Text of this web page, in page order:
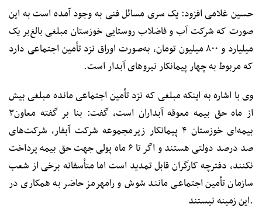
حسین غلامی افزود: یک سری مسائل فنی به وجود آمده است به این
صورت که شرکت آب و فاضلاب روستایی خوزستان مبلغی بالغ‌بر یک
میلیارد و ۸۰۰ میلیون تومان، به‌صورت اوراق نزد تأمین اجتماعی دارد
که مربوط به چهار پیمانکار نیروهای آبدار است.
وی با اشاره به اینکه مبلغی که نزد تأمین اجتماعی مانده مبلغی بیش
از ۳‪ماه حق بیمه‌ معوقه آبداران است، گفت: بنا بر گفته معاون
بیمه‌ای خوزستان ۴ پیمانکار زیرمجموعه شرکت آبفار، شرکت‌های
صد درصد دولتی هستند و اگر تا ۶ ماه پولی جهت حق بیمه پرداخت
نکنند، دفترچه کارگران قابل تمدید است اما متأسفانه برخی از شعب
سازمان تأمین اجتماعی مانند شوش و رامهرمز حاضر به همکاری در
این زمینه نیستند.